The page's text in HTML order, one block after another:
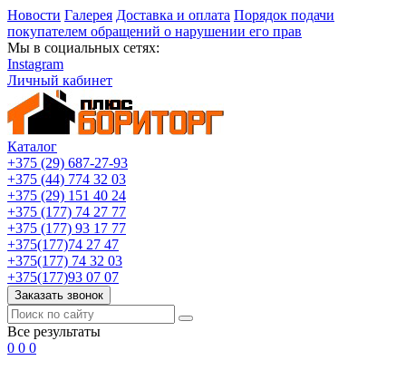
Новости Галерея Доставка и оплата Порядок подачи
покупателем обращений о нарушении его прав
Мы в социальных сетях:
Instagram
Личный кабинет
Каталог
+375 (29) 687-27-93
+375 (44) 774 32 03
+375 (29) 151 40 24
+375 (177) 74 27 77
+375 (177) 93 17 77
+375(177)74 27 47
+375(177) 74 32 03
+375(177)93 07 07
Заказать звонок
Все результаты
0 0 0